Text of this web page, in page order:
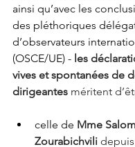
ainsi qu’avec les
des pléthoriques
d’observateurs
(OSCE/UE) - les
vives et spontanées de
dirigeantes méritent
celle de Mme
Zourabichvili